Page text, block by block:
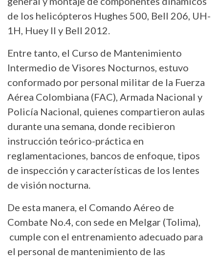
de los helicópteros Hughes 500, Bell 206, UH-
1H, Huey II y Bell 2012.
Entre tanto, el Curso de Mantenimiento
Intermedio de Visores Nocturnos, estuvo
conformado por personal militar de la Fuerza
Aérea Colombiana (FAC), Armada Nacional y
Policía Nacional, quienes compartieron aulas
durante una semana, donde recibieron
instrucción teórico-práctica en
reglamentaciones, bancos de enfoque, tipos
de inspección y características de los lentes
de visión nocturna.
De esta manera, el Comando Aéreo de
Combate No.4, con sede en Melgar (Tolima),
cumple con el entrenamiento adecuado para
el personal de mantenimiento de las